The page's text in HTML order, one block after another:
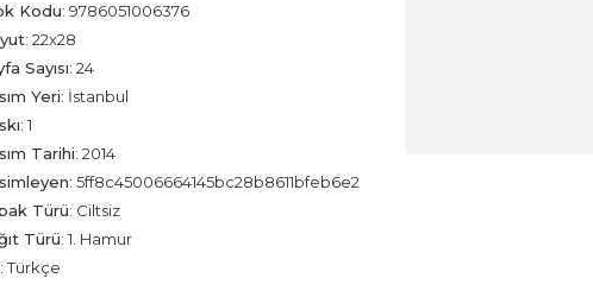
Kodu: 9786051006376
: 22x28
Sayısı: 24
Yeri: İstanbul
: 1
Tarihi: 2014
: 5ff8c45006664145bc28b8611bfeb6e2
Türü: Ciltsiz
Türü: 1. Hamur
:Türkçe